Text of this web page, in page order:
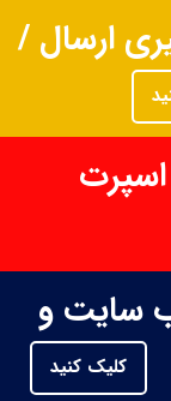
ارسال /
سایت و
کلیک کنید